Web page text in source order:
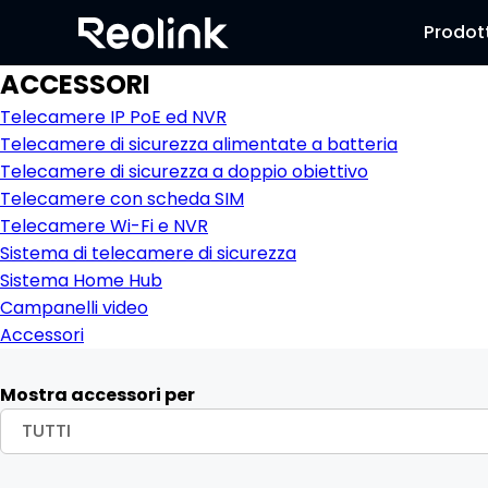
ACCESSORI
Telecamere IP PoE ed NVR
Telecamere di sicurezza alimentate a batteria
Telecamere di sicurezza a doppio obiettivo
Telecamere con scheda SIM
Telecamere Wi-Fi e NVR
Sistema di telecamere di sicurezza
Sistema Home Hub
Campanelli video
Accessori
Mostra accessori per
TUTTI